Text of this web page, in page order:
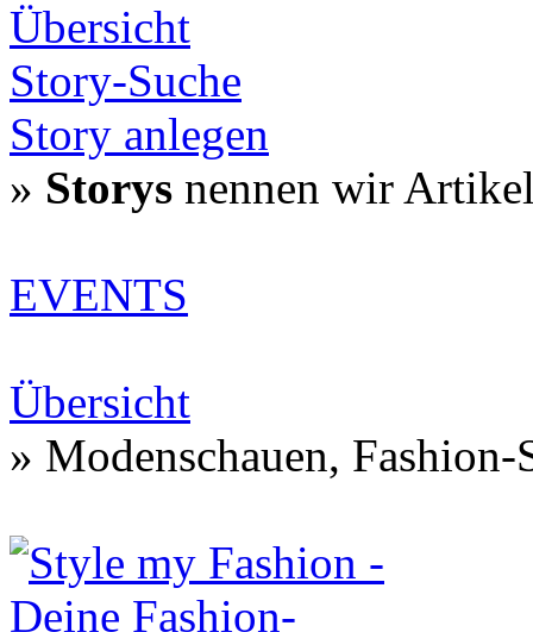
Übersicht
Story-Suche
Story anlegen
» Storys nennen wir
EVENTS
Übersicht
» Modenschauen,